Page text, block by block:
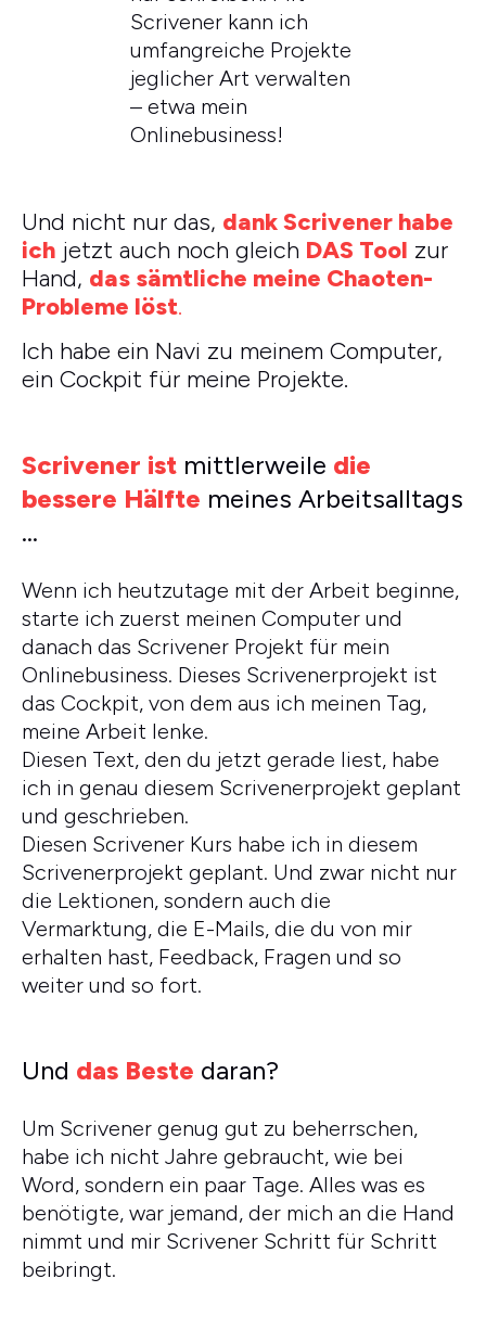
Scrivener kann ich
umfangreiche Projekte
jeglicher Art verwalten
– etwa mein
Onlinebusiness!
Und nicht nur das, dank Scrivener habe
ich jetzt auch noch gleich DAS Tool zur
Hand, das sämtliche meine Chaoten-
Probleme löst.
Ich habe ein Navi zu meinem Computer,
ein Cockpit für meine Projekte.
Scrivener ist mittlerweile die
bessere Hälfte meines Arbeitsalltags
…
Wenn ich heutzutage mit der Arbeit beginne,
starte ich zuerst meinen Computer und
danach das Scrivener Projekt für mein
Onlinebusiness. Dieses Scrivenerprojekt ist
das Cockpit, von dem aus ich meinen Tag,
meine Arbeit lenke.
Diesen Text, den du jetzt gerade liest, habe
ich in genau diesem Scrivenerprojekt geplant
und geschrieben.
Diesen Scrivener Kurs habe ich in diesem
Scrivenerprojekt geplant. Und zwar nicht nur
die Lektionen, sondern auch die
Vermarktung, die E-Mails, die du von mir
erhalten hast, Feedback, Fragen und so
weiter und so fort.
Und das Beste daran?
Um Scrivener genug gut zu beherrschen,
habe ich nicht Jahre gebraucht, wie bei
Word, sondern ein paar Tage. Alles was es
benötigte, war jemand, der mich an die Hand
nimmt und mir Scrivener Schritt für Schritt
beibringt.